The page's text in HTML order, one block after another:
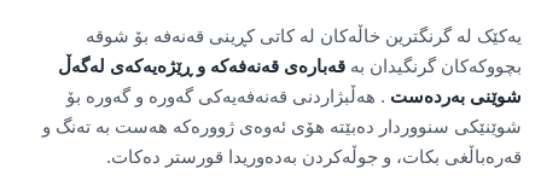
یەکێک لە گرنگترین خاڵەکان لە کاتی کڕینی قەنەفە بۆ شوقە
بچووکەکان گرنگیدان بە قەبارەی قەنەفەکە و ڕێژەیەکەی لەگەڵ
شوێنی بەردەست . هەڵبژاردنی قەنەفەیەکی گەورە و گەورە بۆ
شوێنێکی سنووردار دەبێتە هۆی ئەوەی ژوورەکە هەست بە تەنگ و
قەرەباڵغی بکات، و جوڵەکردن بەدەوریدا قورستر دەکات.